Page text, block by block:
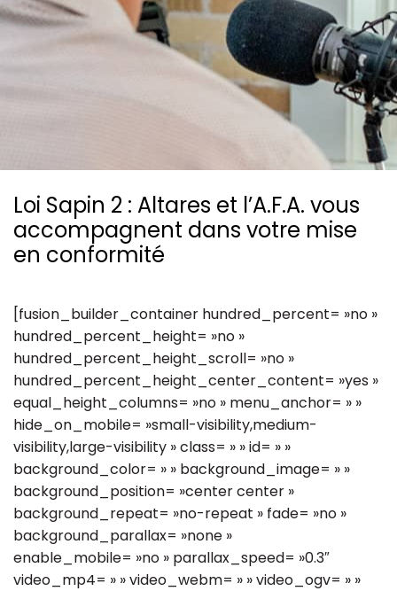
Ressources
Loi Sapin 2 : Altares et l’A.F.A. vous
accompagnent dans votre mise
en conformité
[fusion_builder_container hundred_percent= »no »
hundred_percent_height= »no »
hundred_percent_height_scroll= »no »
hundred_percent_height_center_content= »yes »
equal_height_columns= »no » menu_anchor= » »
hide_on_mobile= »small-visibility,medium-
visibility,large-visibility » class= » » id= » »
background_color= » » background_image= » »
background_position= »center center »
background_repeat= »no-repeat » fade= »no »
background_parallax= »none »
enable_mobile= »no » parallax_speed= »0.3″
video_mp4= » » video_webm= » » video_ogv= » »